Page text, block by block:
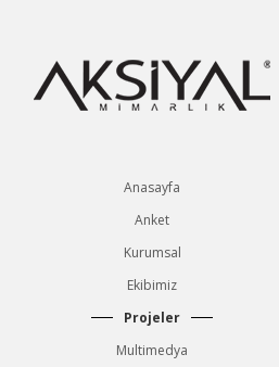
Anasayfa
Anket
Kurumsal
Ekibimiz
Projeler
Multimedya